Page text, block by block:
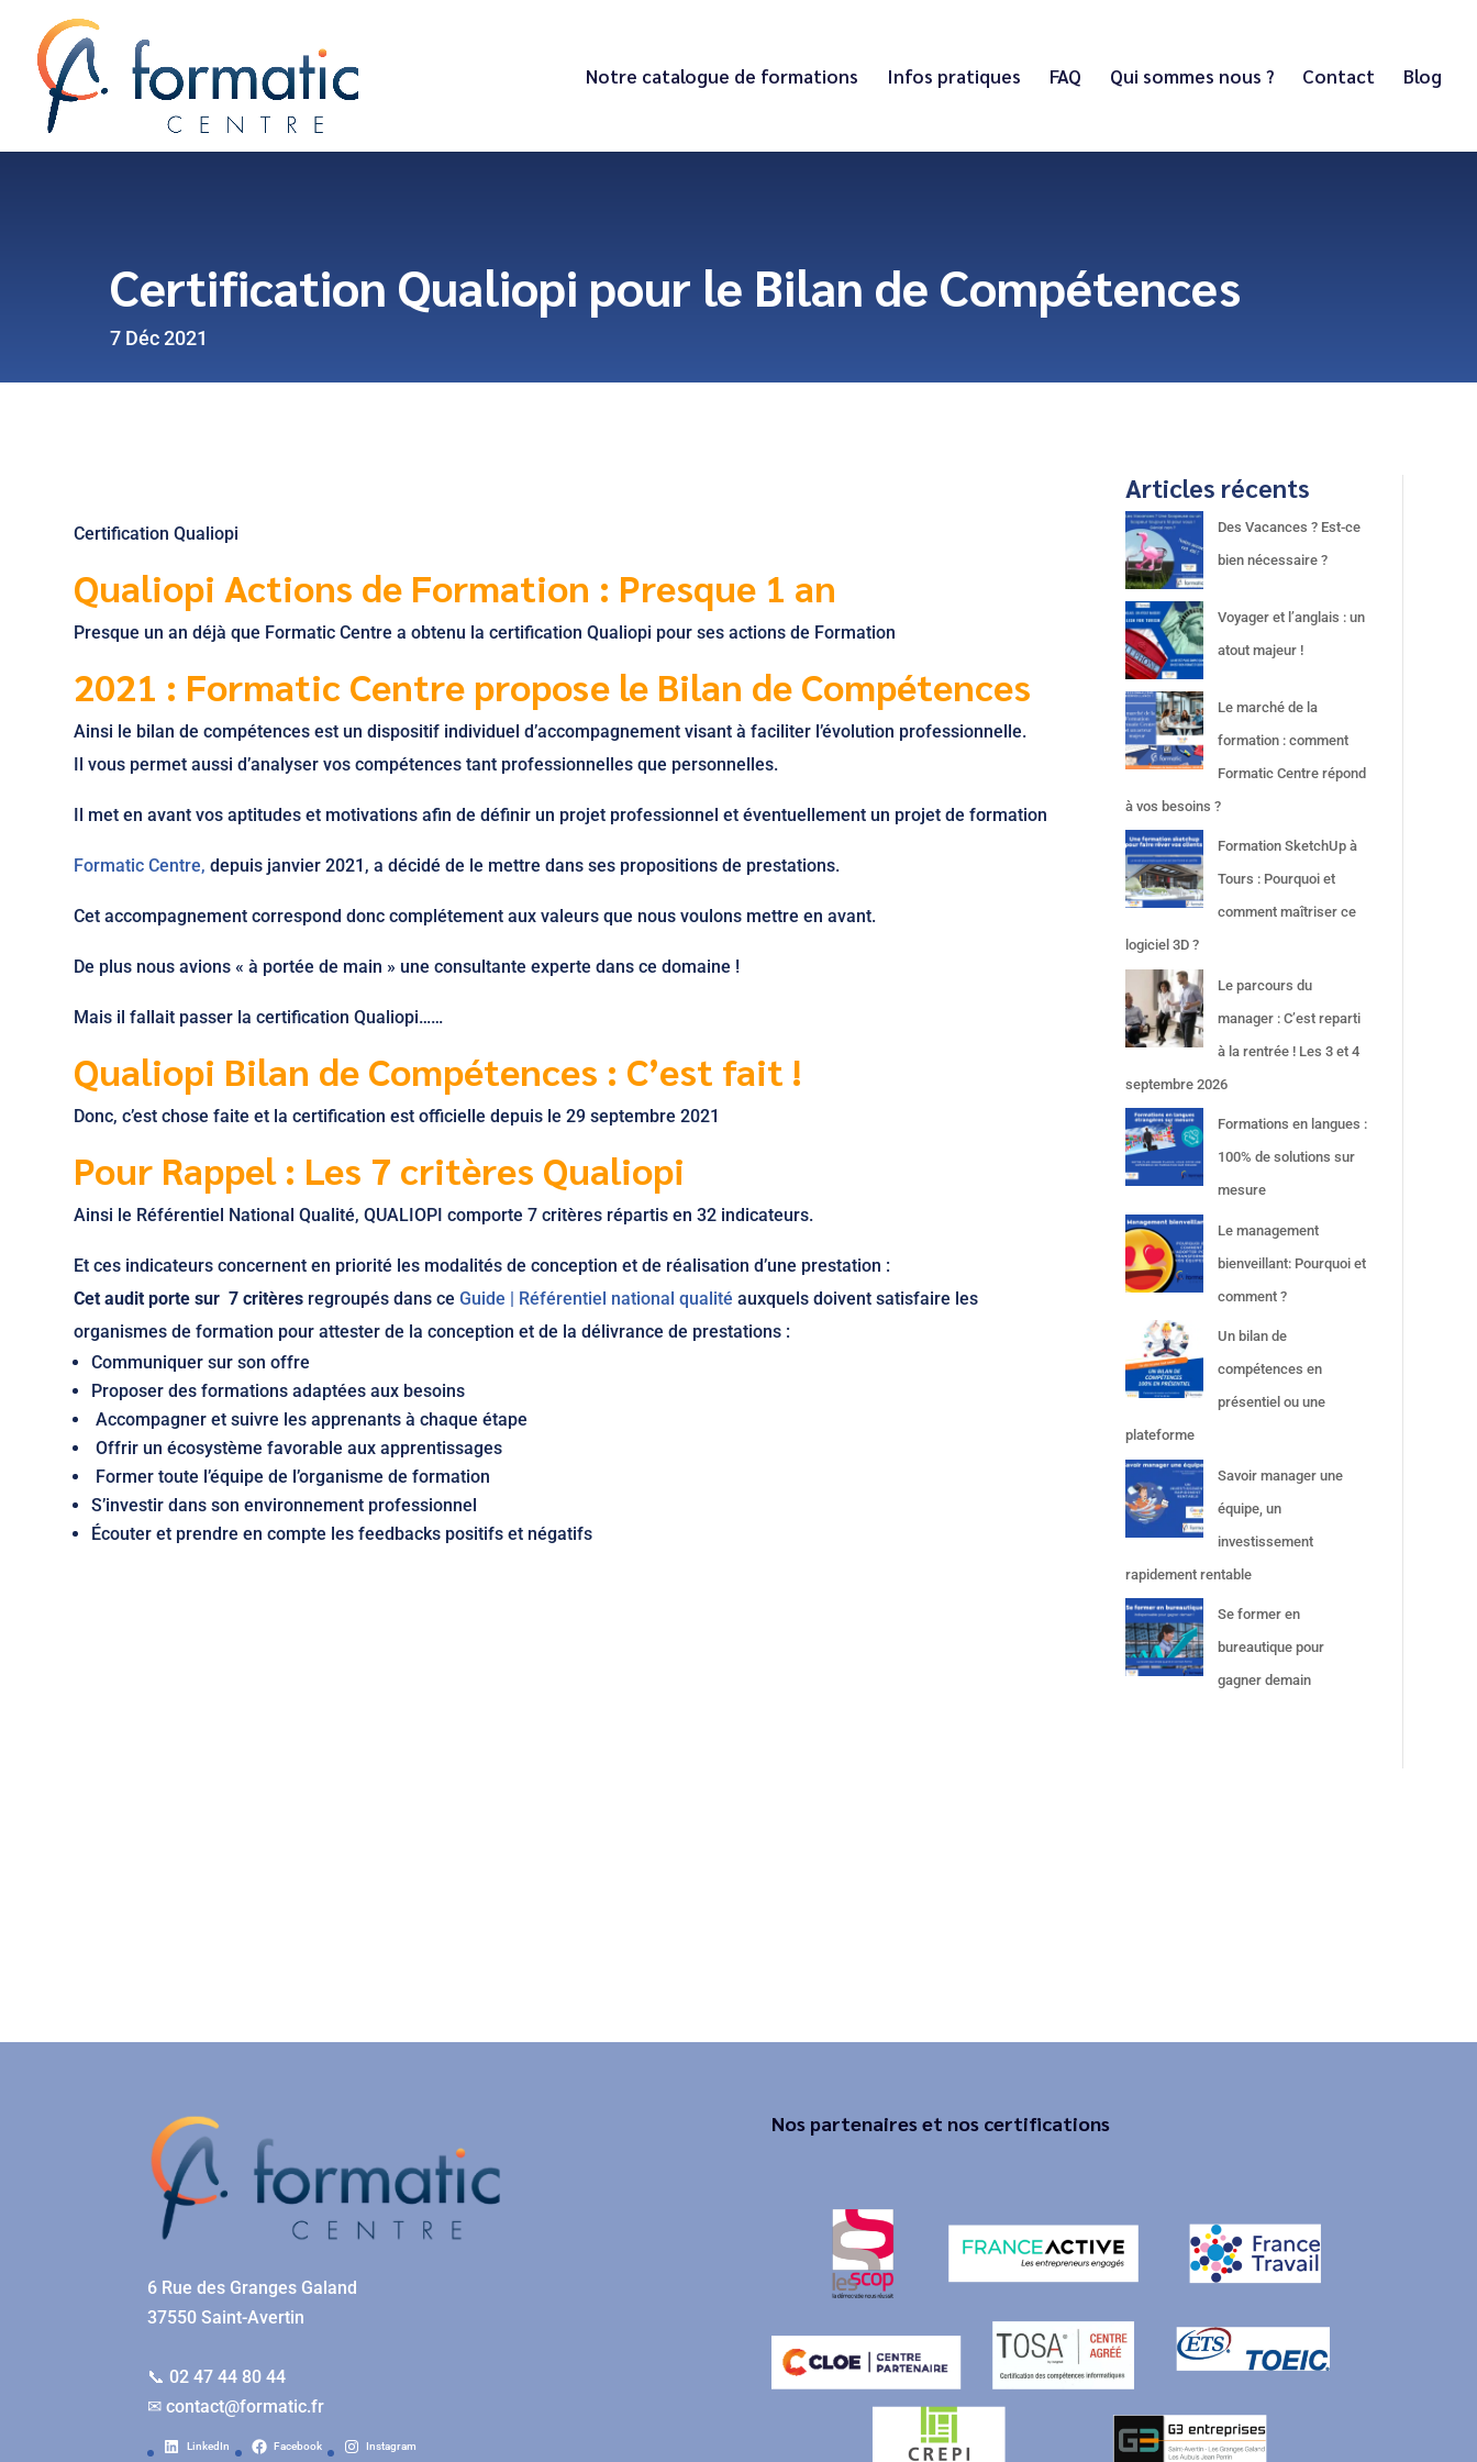
Notre catalogue de formations Infos pratiques FAQ Qui sommes nous ? Contact Blog
Certification Qualiopi pour le Bilan de Compétences
7 Déc 2021
Certification Qualiopi
Qualiopi Actions de Formation : Presque 1 an
Presque un an déjà que Formatic Centre a obtenu la certification Qualiopi pour ses actions de Formation
2021 : Formatic Centre propose le Bilan de Compétences
Ainsi le bilan de compétences est un dispositif individuel d’accompagnement visant à faciliter l’évolution professionnelle.
Il vous permet aussi d’analyser vos compétences tant professionnelles que personnelles.
Il met en avant vos aptitudes et motivations afin de définir un projet professionnel et éventuellement un projet de formation
Formatic Centre, depuis janvier 2021, a décidé de le mettre dans ses propositions de prestations.
Cet accompagnement correspond donc complétement aux valeurs que nous voulons mettre en avant.
De plus nous avions « à portée de main » une consultante experte dans ce domaine !
Mais il fallait passer la certification Qualiopi……
Qualiopi Bilan de Compétences : C’est fait !
Donc, c’est chose faite et la certification est officielle depuis le 29 septembre 2021
Pour Rappel : Les 7 critères Qualiopi
Ainsi le Référentiel National Qualité, QUALIOPI comporte 7 critères répartis en 32 indicateurs.
Et ces indicateurs concernent en priorité les modalités de conception et de réalisation d’une prestation :
Cet audit porte sur 7 critères regroupés dans ceGuide | Référentiel national qualité auxquels doivent satisfaire les
organismes de formation pour attester de la conception et de la délivrance de prestations :
Communiquer sur son offre
Proposer des formations adaptées aux besoins
Accompagner et suivre les apprenants à chaque étape
Offrir un écosystème favorable aux apprentissages
Former toute l’équipe de l’organisme de formation
S’investir dans son environnement professionnel
Écouter et prendre en compte les feedbacks positifs et négatifs
Articles récents
Des Vacances ? Est-ce
bien nécessaire ?
Voyager et l’anglais : un
atout majeur !
Le marché de la
formation : comment
Formatic Centre répond
à vos besoins ?
Formation SketchUp à
Tours : Pourquoi et
comment maîtriser ce
logiciel 3D ?
Le parcours du
manager : C’est reparti
à la rentrée ! Les 3 et 4
septembre 2026
Formations en langues :
100% de solutions sur
mesure
Le management
bienveillant: Pourquoi et
comment ?
Un bilan de
compétences en
présentiel ou une
plateforme
Savoir manager une
équipe, un
investissement
rapidement rentable
Se former en
bureautique pour
gagner demain
6 Rue des Granges Galand
37550 Saint-Avertin
📞 02 47 44 80 44
✉contact@formatic.fr
LinkedIn Facebook Instagram
Nos partenaires et nos certifications